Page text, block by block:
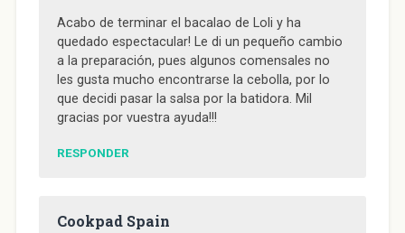
Acabo de terminar el bacalao de Loli y ha
quedado espectacular! Le di un pequeño cambio
a la preparación, pues algunos comensales no
les gusta mucho encontrarse la cebolla, por lo
que decidi pasar la salsa por la batidora. Mil
gracias por vuestra ayuda!!!
RESPONDER
Cookpad Spain